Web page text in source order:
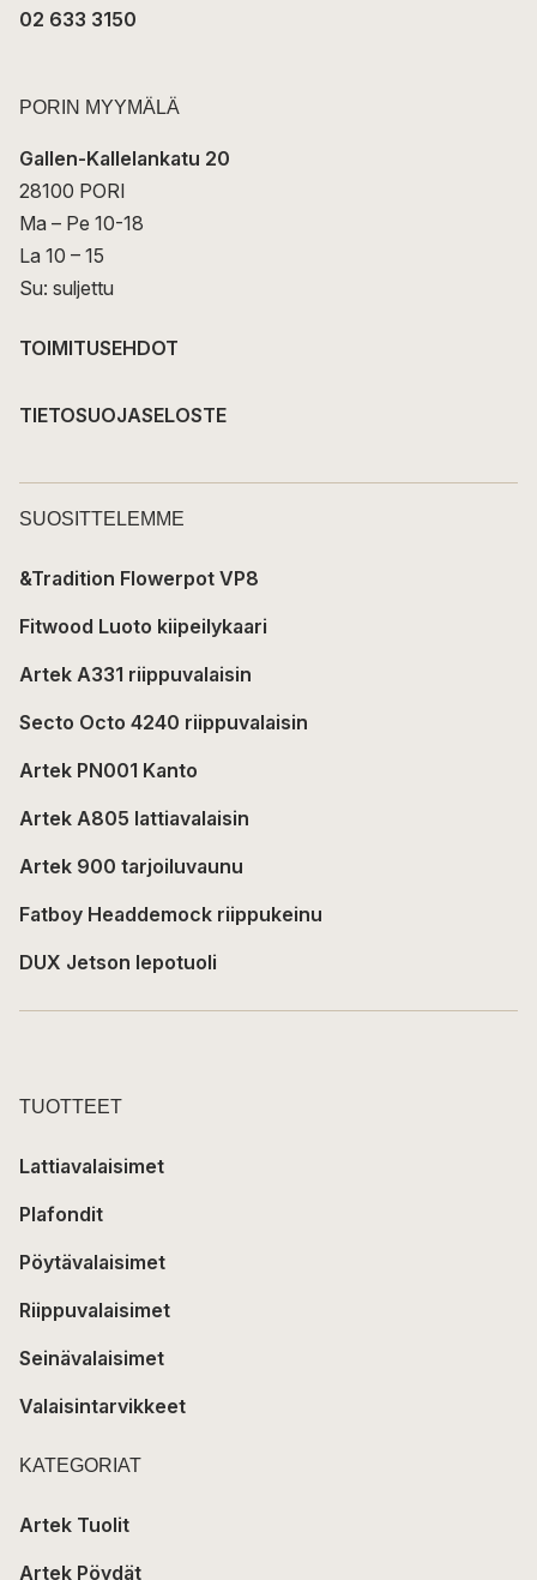
02 633 3150
PORIN MYYMÄLÄ
Gallen-Kallelankatu 20
28100 PORI
Ma – Pe 10-18
La 10 – 15
Su: suljettu
TOIMITUSEHDOT
TIETOSUOJASELOSTE
SUOSITTELEMME
&Tradition Flowerpot VP8
Fitwood Luoto kiipeilykaari
Artek A331 riippuvalaisin
Secto Octo 4240 riippuvalaisin
Artek PN001 Kanto
Artek A805 lattiavalaisin
Artek 900 tarjoiluvaunu
Fatboy Headdemock riippukeinu
DUX Jetson lepotuoli
TUOTTEET
Lattiavalaisimet
Plafondit
Pöytävalaisimet
Riippuvalaisimet
Seinävalaisimet
Valaisintarvikkeet
KATEGORIAT
Artek Tuolit
Artek Pöydät